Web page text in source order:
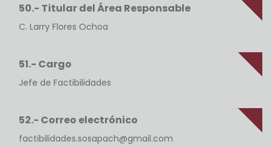
50.- Titular del Área Responsable
C. Larry Flores Ochoa
51.- Cargo
Jefe de Factibilidades
52.- Correo electrónico
factibilidades.sosapach@gmail.com